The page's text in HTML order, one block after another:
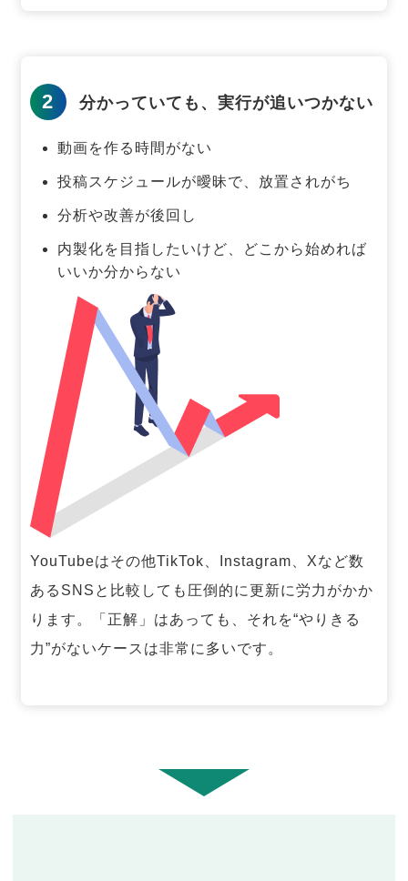
2 分かっていても、実行が追いつかない
動画を作る時間がない
投稿スケジュールが曖昧で、放置されがち
分析や改善が後回し
内製化を目指したいけど、どこから始めれば
いいか分からない
YouTubeはその他TikTok、Instagram、Xなど数
あるSNSと比較しても圧倒的に更新に労力がかか
ります。「正解」はあっても、それを“やりきる
力”がないケースは非常に多いです。